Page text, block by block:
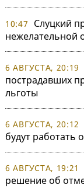
10:47
Слуцкий
нежелательной
6 АВГУСТА, 20:19
пострадавших
льготы
6 АВГУСТА, 20:12
будут работать
6 АВГУСТА, 19:21
решение об